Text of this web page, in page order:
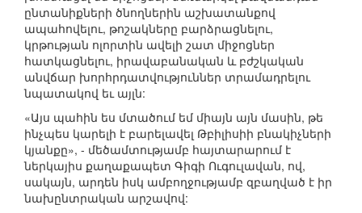
ընտանիքների ծնողներին աշխատանքով
ապահովելու, թոշակները բարձրացնելու,
կրթության ոլորտին ավելի շատ միջոցներ
հատկացնելու, իրավաբանական և բժշկական
անվճար խորհրդատվություններ տրամադրելու
նպատակով եւ այլն:
«Այս պահին ես մտածում եմ միայն այն մասին, թե
ինչպես կարելի է բարելավել Թբիլիսիի բնակիչների
կյանքը», - մեծամտությամբ հայտարարում է
ներկայիս քաղաքապետ Գիգի Ուգուլավան, ով,
սակայն, արդեն իսկ ամբողջությամբ զբաղված է իր
նախընտրական արշավով: